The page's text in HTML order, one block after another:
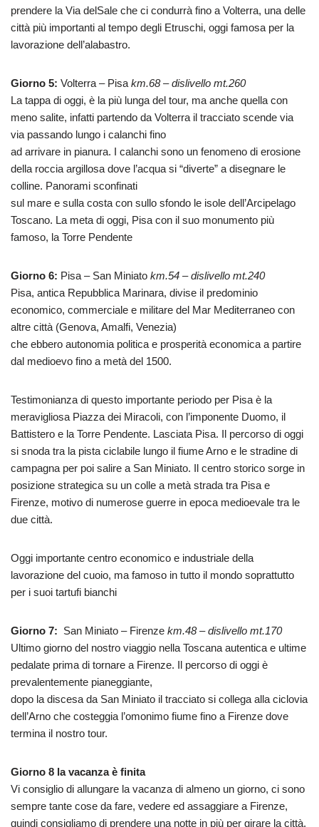
prendere la Via delSale che ci condurrà fino a Volterra, una delle
città più importanti al tempo degli Etruschi, oggi famosa per la
lavorazione dell’alabastro.
Giorno 5: Volterra – Pisa km.68 – dislivello mt.260
La tappa di oggi, è la più lunga del tour, ma anche quella con
meno salite, infatti partendo da Volterra il tracciato scende via
via passando lungo i calanchi fino
ad arrivare in pianura. I calanchi sono un fenomeno di erosione
della roccia argillosa dove l’acqua si “diverte” a disegnare le
colline. Panorami sconfinati
sul mare e sulla costa con sullo sfondo le isole dell’Arcipelago
Toscano. La meta di oggi, Pisa con il suo monumento più
famoso, la Torre Pendente
Giorno 6: Pisa – San Miniato km.54 – dislivello mt.240
Pisa, antica Repubblica Marinara, divise il predominio
economico, commerciale e militare del Mar Mediterraneo con
altre città (Genova, Amalfi, Venezia)
che ebbero autonomia politica e prosperità economica a partire
dal medioevo fino a metà del 1500.
Testimonianza di questo importante periodo per Pisa è la
meravigliosa Piazza dei Miracoli, con l’imponente Duomo, il
Battistero e la Torre Pendente. Lasciata Pisa. Il percorso di oggi
si snoda tra la pista ciclabile lungo il fiume Arno e le stradine di
campagna per poi salire a San Miniato. Il centro storico sorge in
posizione strategica su un colle a metà strada tra Pisa e
Firenze, motivo di numerose guerre in epoca medioevale tra le
due città.
Oggi importante centro economico e industriale della
lavorazione del cuoio, ma famoso in tutto il mondo soprattutto
per i suoi tartufi bianchi
Giorno 7: San Miniato – Firenze km.48 – dislivello mt.170
Ultimo giorno del nostro viaggio nella Toscana autentica e ultime
pedalate prima di tornare a Firenze. Il percorso di oggi è
prevalentemente pianeggiante,
dopo la discesa da San Miniato il tracciato si collega alla ciclovia
dell’Arno che costeggia l’omonimo fiume fino a Firenze dove
termina il nostro tour.
Giorno 8 la vacanza è finita
Vi consiglio di allungare la vacanza di almeno un giorno, ci sono
sempre tante cose da fare, vedere ed assaggiare a Firenze,
quindi consigliamo di prendere una notte in più per girare la città.